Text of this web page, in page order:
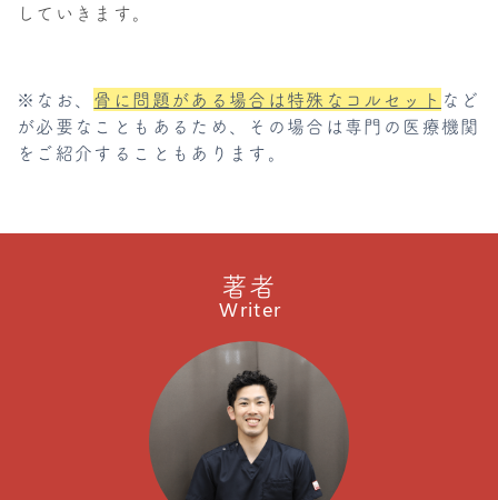
していきます。
※なお、 骨に問題がある場合は特殊なコルセット など
が必要なこともあるため、その場合は専門の医療機関
をご紹介することもあります。
著者
Writer